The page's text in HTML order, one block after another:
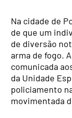
Na cidade de
de que um
de diversão
arma de fogo.
comunicada
da Unidade
policiamento
movimentada